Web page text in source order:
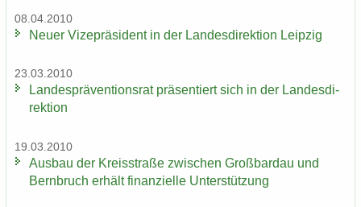
08.04.2010
Neuer Vi­ze­prä­si­dent in der Lan­des­di­rek­ti­on Leip­zig
23.03.2010
Lan­des­prä­ven­ti­ons­rat prä­sen­tiert sich in der Lan­des­di­
rek­ti­on
19.03.2010
Aus­bau der Kreis­stra­ße zwi­schen Groß­bardau und
Bern­bruch er­hält fi­nan­zi­el­le Un­ter­stüt­zung